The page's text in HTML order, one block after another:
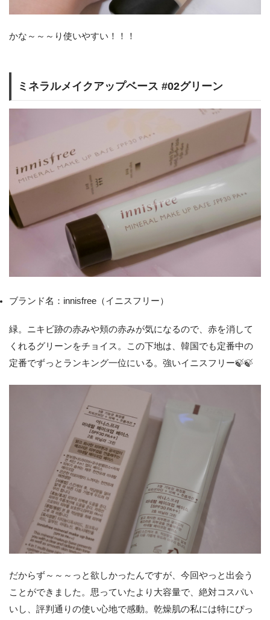
かな～～～り使いやすい！！！
ミネラルメイクアップベース #02グリーン
ブランド名：innisfree（イニスフリー）
緑。ニキビ跡の赤みや頬の赤みが気になるので、赤を消して
くれるグリーンをチョイス。この下地は、韓国でも定番中の
定番でずっとランキング一位にいる。強いイニスフリー🍃🍃
だからず～～～っと欲しかったんですが、今回やっと出会う
ことができました。思っていたより大容量で、絶対コスパい
いし、評判通りの使い心地で感動。乾燥肌の私には特にぴっ